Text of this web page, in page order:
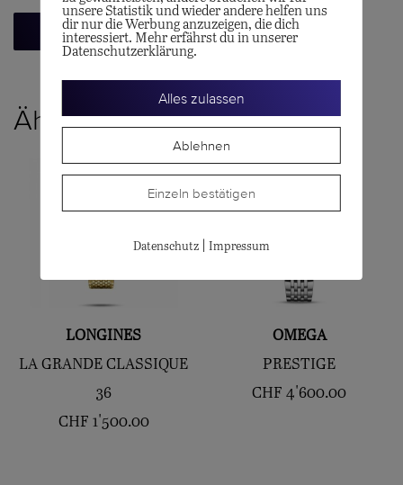
Zurück zur Übersicht
Ähnliche Produkte
LONGINES
LA GRANDE CLASSIQUE
36
CHF 1'500.00
OMEGA
PRESTIGE
CHF 4'600.00
unsere Statistik und wieder andere helfen uns
dir nur die Werbung anzuzeigen, die dich
interessiert. Mehr erfährst du in unserer
Datenschutzerklärung.
Alles zulassen
Ablehnen
Einzeln bestätigen
Datenschutz| Impressum